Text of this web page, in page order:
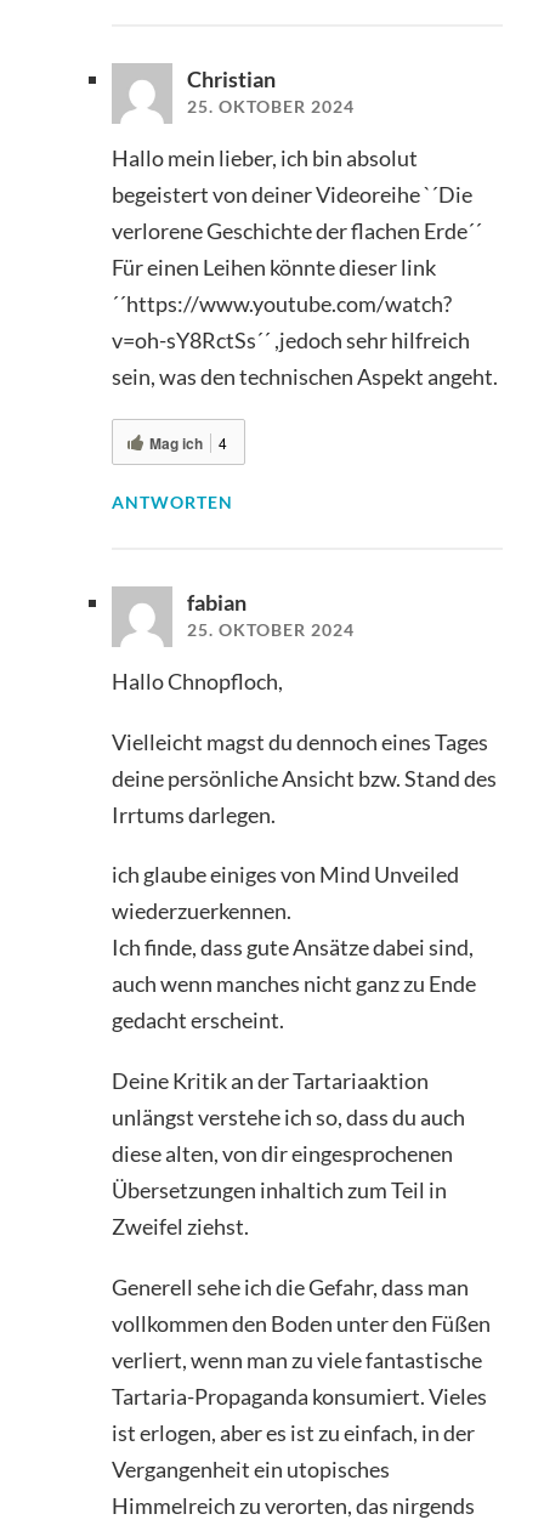
Christian
25. OKTOBER 2024
Hallo mein lieber, ich bin absolut
begeistert von deiner Videoreihe `´Die
verlorene Geschichte der flachen Erde´´
Für einen Leihen könnte dieser link
´´https://www.youtube.com/watch?
v=oh-sY8RctSs´´ ,jedoch sehr hilfreich
sein, was den technischen Aspekt angeht.
Mag ich 4
ANTWORTEN
fabian
25. OKTOBER 2024
Hallo Chnopfloch,
Vielleicht magst du dennoch eines Tages
deine persönliche Ansicht bzw. Stand des
Irrtums darlegen.
ich glaube einiges von Mind Unveiled
wiederzuerkennen.
Ich finde, dass gute Ansätze dabei sind,
auch wenn manches nicht ganz zu Ende
gedacht erscheint.
Deine Kritik an der Tartariaaktion
unlängst verstehe ich so, dass du auch
diese alten, von dir eingesprochenen
Übersetzungen inhaltich zum Teil in
Zweifel ziehst.
Generell sehe ich die Gefahr, dass man
vollkommen den Boden unter den Füßen
verliert, wenn man zu viele fantastische
Tartaria-Propaganda konsumiert. Vieles
ist erlogen, aber es ist zu einfach, in der
Vergangenheit ein utopisches
Himmelreich zu verorten, das nirgends